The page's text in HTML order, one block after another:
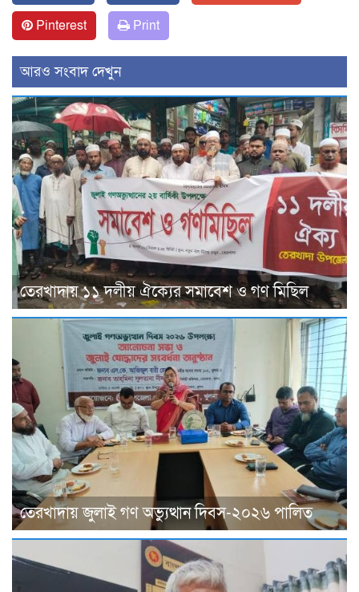
Pinterest
Print
আরও সংবাদ দেখুন
তেরখাদায় ১১ দলীয় ঐক্যের সমাবেশ ও গণ মিছিল
তেরখাদায় জুলাই গণ অভ্যুত্থান দিবস-২০২৬ পালিত